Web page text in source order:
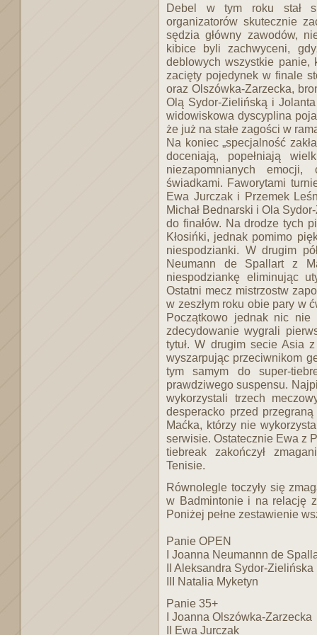
Debel w tym roku stał
organizatorów skutecznie
sędzia główny zawodów,
kibice byli zachwyceni,
deblowych wszystkie panie,
zacięty pojedynek w finale
oraz Olszówka-Zarzecka,
Olą Sydor-Zielińską i
widowiskowa dyscyplina
że już na stałe zagości w
Na koniec „specjalność
doceniają, popełniają
niezapomnianych
świadkami. Faworytami
Ewa Jurczak i Przemek
Michał Bednarski i Ola
do finałów. Na drodze tych
Kłosińki, jednak pomimo
niespodzianki. W drugim
Neumann de Spallart z
niespodziankę eliminując
Ostatni mecz mistrzostw
w zeszłym roku obie pary w
Początkowo jednak nic nie
zdecydowanie wygrali
tytuł. W drugim secie Asia
wyszarpując przeciwnikom
tym samym do super-
prawdziwego suspensu.
wykorzystali trzech
desperacko przed
Maćka, którzy nie
serwisie. Ostatecznie Ewa z
tiebreak zakończył
Tenisie.
Równolegle toczyły się
w Badmintonie i na relację
Poniżej pełne zestawienie
Panie OPEN
I Joanna Neumannn de
II Aleksandra Sydor-Zielińska
III Natalia Myketyn
Panie 35+
I Joanna Olszówka-Zarzecka
II Ewa Jurczak